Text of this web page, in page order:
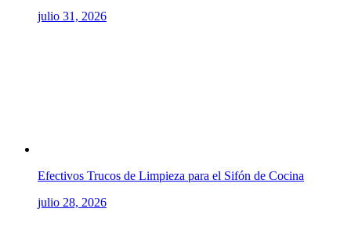
julio 31, 2026
Efectivos Trucos de Limpieza para el Sifón de Cocina
julio 28, 2026